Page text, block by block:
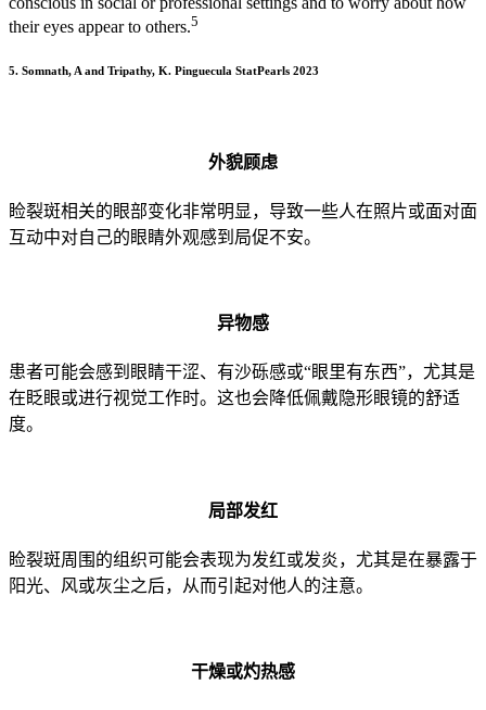
their eyes appear to others.5
5. Somnath, A and Tripathy, K. Pinguecula StatPearls 2023
外貌顾虑
睑裂斑相关的眼部变化非常明显，导致一些人在照片或面对面
互动中对自己的眼睛外观感到局促不安。
异物感
患者可能会感到眼睛干涩、有沙砾感或“眼里有东西”，尤其是
在眨眼或进行视觉工作时。这也会降低佩戴隐形眼镜的舒适
度。
局部发红
睑裂斑周围的组织可能会表现为发红或发炎，尤其是在暴露于
阳光、风或灰尘之后，从而引起对他人的注意。
干燥或灼热感